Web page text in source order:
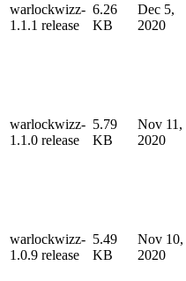
warlockwizz-
1.1.1 release
6.26
KB
Dec 5,
2020
warlockwizz-
1.1.0 release
5.79
KB
Nov 11,
2020
warlockwizz-
1.0.9 release
5.49
KB
Nov 10,
2020